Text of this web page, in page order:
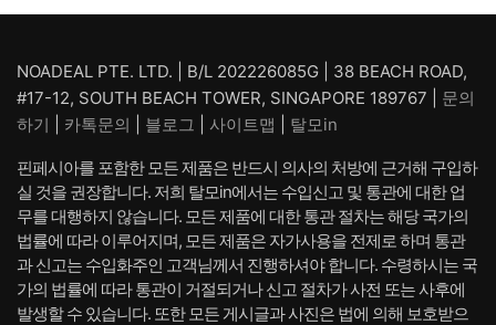
가
₩ 64,560.
가
₩ 53,560.
래
격:
₩ 71,978.
재
격:
₩
NOADEAL PTE. LTD. | B/L 202226085G | 38 BEACH ROAD,
#17-12, SOUTH BEACH TOWER, SINGAPORE 189767 | 문의
하기
카톡문의 블로그 사이트맵 탈모in
핀페시아를 포함한 모든 제품은 반드시 의사의 처방에 근거해 구입하
실 것을 권장합니다. 저희 탈모in에서는 수입신고 및 통관에 대한 업
무를 대행하지 않습니다. 모든 제품에 대한 통관 절차는 해당 국가의
법률에 따라 이루어지며, 모든 제품은 자가사용을 전제로 하며 통관
과 신고는 수입화주인 고객님께서 진행하셔야 합니다. 수령하시는 국
가의 법률에 따라 통관이 거절되거나 신고 절차가 사전 또는 사후에
발생할 수 있습니다. 또한 모든 게시글과 사진은 법에 의해 보호받으